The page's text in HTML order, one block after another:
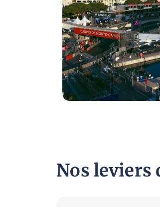
Nos leviers